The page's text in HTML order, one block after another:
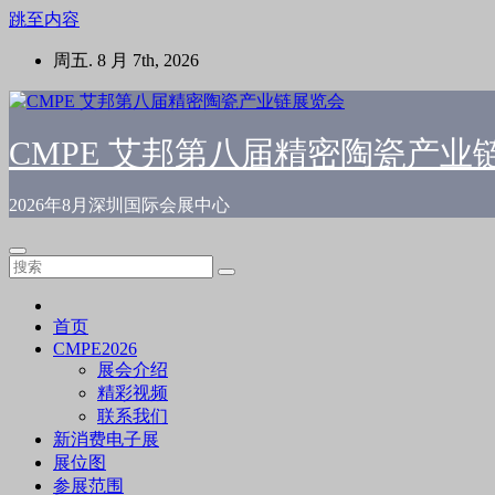
跳至内容
周五. 8 月 7th, 2026
CMPE 艾邦第八届精密陶瓷产业
2026年8月深圳国际会展中心
首页
CMPE2026
展会介绍
精彩视频
联系我们
新消费电子展
展位图
参展范围